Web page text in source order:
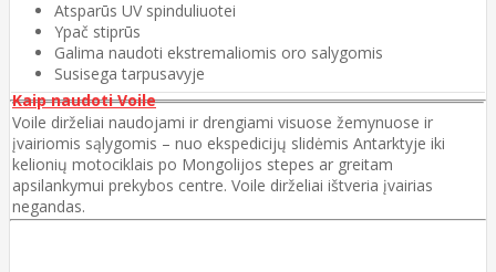
Atsparūs UV spinduliuotei
Ypač stiprūs
Galima naudoti ekstremaliomis oro salygomis
Susisega tarpusavyje
Kaip naudoti Voile
Voile dirželiai naudojami ir drengiami visuose žemynuose ir
įvairiomis sąlygomis – nuo ekspedicijų slidėmis Antarktyje iki
kelionių motociklais po Mongolijos stepes ar greitam
apsilankymui prekybos centre. Voile dirželiai ištveria įvairias
negandas.